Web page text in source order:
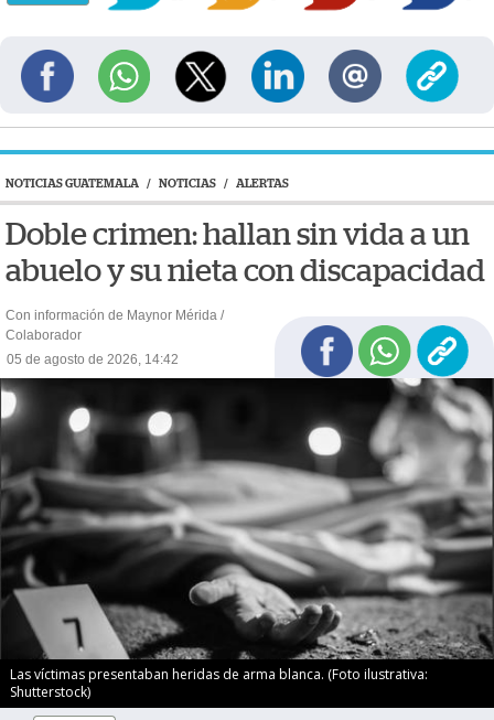
NOTICIAS GUATEMALA / NOTICIAS / ALERTAS
Doble crimen: hallan sin vida a un
abuelo y su nieta con discapacidad
Con información de Maynor Mérida /
Colaborador
05 de agosto de 2026, 14:42
Las víctimas presentaban heridas de arma blanca. (Foto ilustrativa:
Shutterstock)